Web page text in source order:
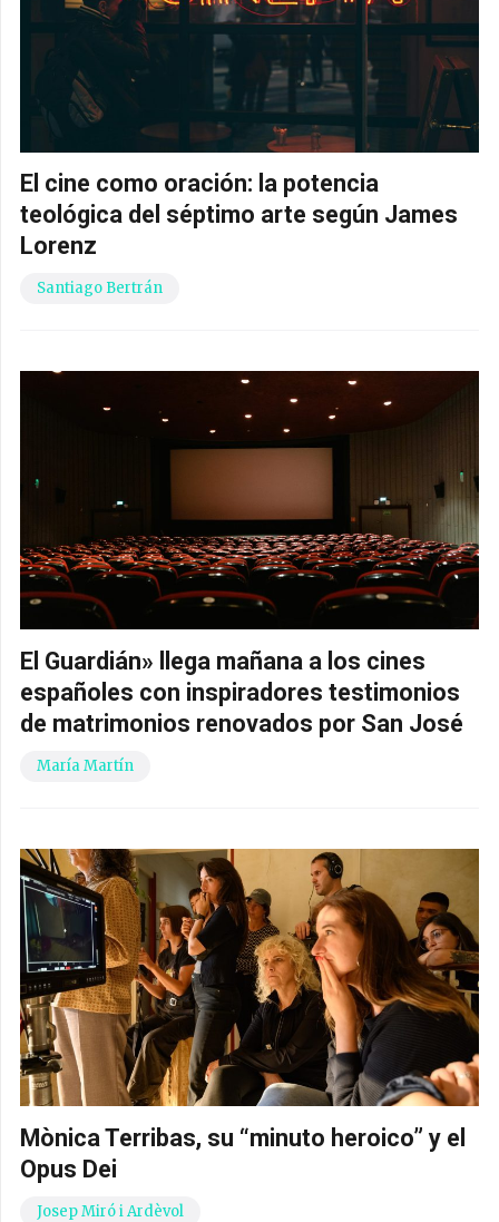
El cine como oración: la potencia
teológica del séptimo arte según James
Lorenz
Santiago Bertrán
El Guardián» llega mañana a los cines
españoles con inspiradores testimonios
de matrimonios renovados por San José
María Martín
Mònica Terribas, su “minuto heroico” y el
Opus Dei
Josep Miró i Ardèvol